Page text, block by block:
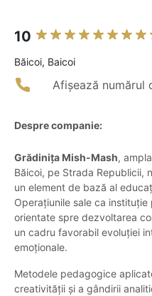
10
Băicoi, Baicoi
Afișează numărul
Despre companie:
Grădinița Mish-Mash,
Băicoi, pe Strada Republicii,
un element de bază al
Operațiunile sale ca
orientate spre dezvoltarea
un cadru favorabil evoluției
emoționale.
Metodele pedagogice
creativității și a gândirii